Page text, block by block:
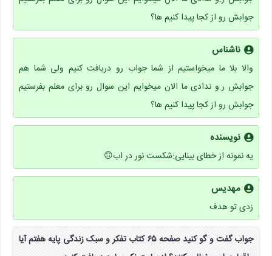
جوابش رو از کجا پیدا کنیم ها؟
ناشناس
والا بلا ما میخواستیم از شما جواب رو دریافت کنیم ولی شما هم
جوابش ر.و ندادی ما الان میخوایم این سوال رو برای معلم بفرستیم
جوابش رو از کجا پیدا کنیم ها؟
نویسنده
یه نمونه از خطای بینایی:شکست نور در اب🙃
مهدیس
زدی تو هدف
جواب گفت و گو کنید صفحه ۶۵ کتاب تفکر و سبک زندگی پایه هفتم آیا